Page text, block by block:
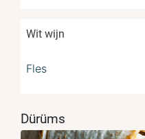
Wit wijn
Fles
Dürüms